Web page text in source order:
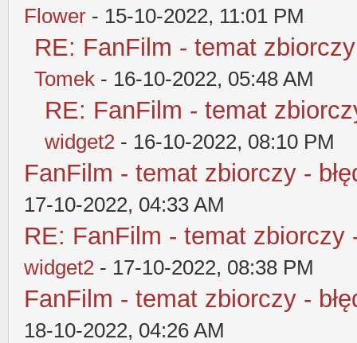
Flower - 15-10-2022, 11:01 PM
RE: FanFilm - temat
Tomek - 16-10-2022, 05:48 AM
RE: FanFilm - temat
widget2 - 16-10-2022, 08:10 PM
FanFilm - temat zbiorczy -
17-10-2022, 04:33 AM
RE: FanFilm - temat zbiorczy
widget2 - 17-10-2022, 08:38 PM
FanFilm - temat zbiorczy -
18-10-2022, 04:26 AM